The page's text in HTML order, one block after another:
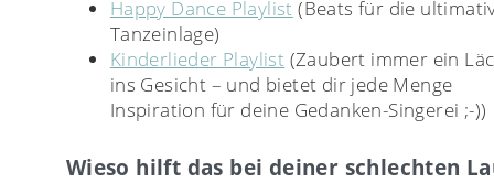
Happy Dance Playlist (Beats für die
Tanzeinlage)
Kinderlieder Playlist (Zaubert immer ein
ins Gesicht – und bietet dir jede Menge
Inspiration für deine Gedanken-Singerei ;-))
Wieso hilft das bei deiner schlechten